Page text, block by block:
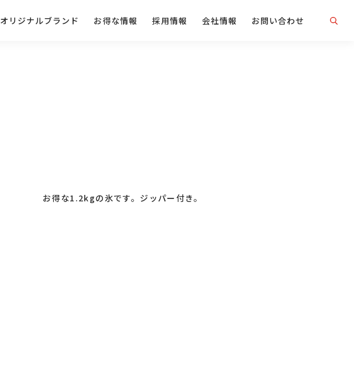
オリジナルブランド お得な情報 採用情報 会社情報 お問い合わせ
お得な1.2kgの氷です。ジッパー付き。